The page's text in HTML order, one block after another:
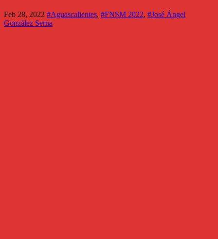
Feb 28, 2022 #Aguascalientes, #FNSM 2022, #José Ángel
González Serna